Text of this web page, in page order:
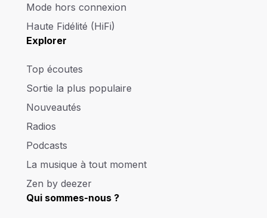
Mode hors connexion
Haute Fidélité (HiFi)
Explorer
Top écoutes
Sortie la plus populaire
Nouveautés
Radios
Podcasts
La musique à tout moment
Zen by deezer
Qui sommes-nous ?